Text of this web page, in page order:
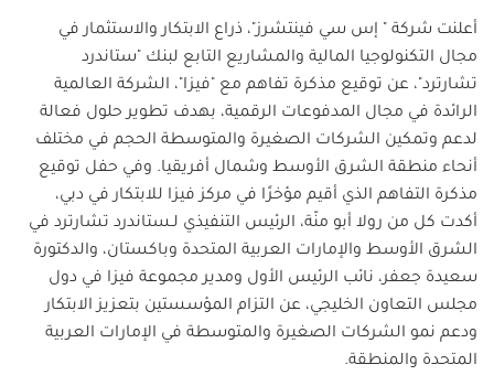
أعلنت شركة " إس سي فينتشرز"، ذراع الابتكار والاستثمار في
مجال التكنولوجيا المالية والمشاريع التابع لبنك "ستاندرد
تشارترد"، عن توقيع مذكرة تفاهم مع "فيزا"، الشركة العالمية
الرائدة في مجال المدفوعات الرقمية، بهدف تطوير حلول فعالة
لدعم وتمكين الشركات الصغيرة والمتوسطة الحجم في مختلف
أنحاء منطقة الشرق الأوسط وشمال أفريقيا. وفي حفل توقيع
مذكرة التفاهم الذي أقيم مؤخرًا في مركز فيزا للابتكار في دبي،
أكدت كل من رولا أبو منّة، الرئيس التنفيذي لـستاندرد تشارترد في
الشرق الأوسط والإمارات العربية المتحدة وباكستان، والدكتورة
سعيدة جعفر، نائب الرئيس الأول ومدير مجموعة فيزا في دول
مجلس التعاون الخليجي، عن التزام المؤسستين بتعزيز الابتكار
ودعم نمو الشركات الصغيرة والمتوسطة في الإمارات العربية
المتحدة والمنطقة.